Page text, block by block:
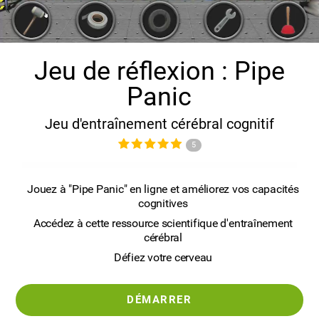
Jeu de réflexion : Pipe
Panic
Jeu d'entraînement cérébral cognitif
5
Jouez à "Pipe Panic" en ligne et améliorez vos capacités
cognitives
Accédez à cette ressource scientifique d'entraînement
cérébral
Défiez votre cerveau
DÉMARRER